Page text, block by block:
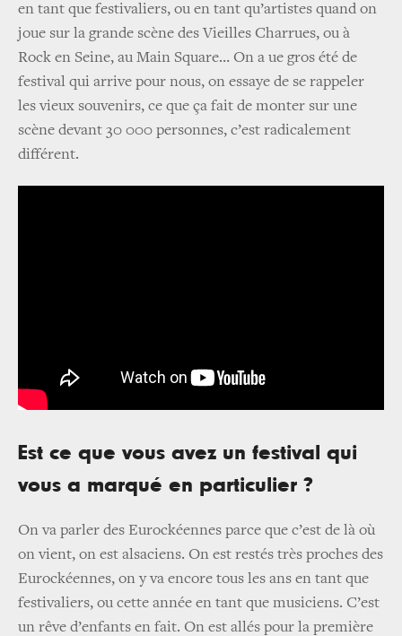
en tant que festivaliers, ou en tant qu’artistes quand on
joue sur la grande scène des Vieilles Charrues, ou à
Rock en Seine, au Main Square… On a ue gros été de
festival qui arrive pour nous, on essaye de se rappeler
les vieux souvenirs, ce que ça fait de monter sur une
scène devant 30 000 personnes, c’est radicalement
différent.
Est ce que vous avez un festival qui
vous a marqué en particulier ?
On va parler des Eurockéennes parce que c’est de là où
on vient, on est alsaciens. On est restés très proches des
Eurockéennes, on y va encore tous les ans en tant que
festivaliers, ou cette année en tant que musiciens. C’est
un rêve d’enfants en fait. On est allés pour la première